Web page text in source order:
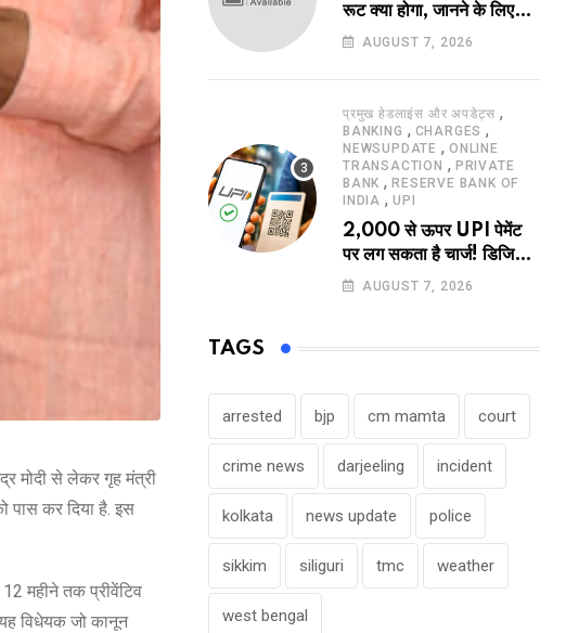
मोदी से लेकर गृह मंत्री
पास कर दिया है. इस
महीने तक प्रीवेंटिव
यह विधेयक जो कानून
रूट क्या होगा, जानने के लिए
उत्सुक हो रहे हैं?
AUGUST 7, 2026
प्रमुख हेडलाइंस और अपडेट्स ,
BANKING , CHARGES ,
NEWSUPDATE , ONLINE
TRANSACTION , PRIVATE
BANK ,RESERVE BANK OF
INDIA , UPI
2,000 से ऊपर UPI पेमेंट
पर लग सकता है चार्ज! डिजिटल
पेमेंट करने वालों के लिए बड़ा
AUGUST 7, 2026
TAGS
arrested bjp cm mamta court
crime news darjeeling incident
kolkata news update police
sikkim siliguri tmc weather
west bengal